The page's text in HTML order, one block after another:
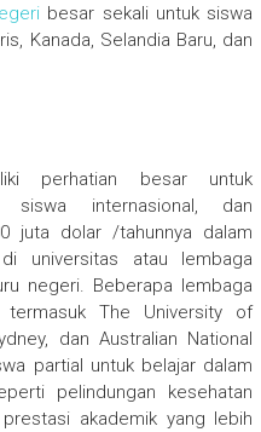
besar sekali untuk siswa
Kanada, Selandia Baru, dan
perhatian besar untuk
siswa internasional, dan
juta dolar /tahunnya dalam
universitas atau lembaga
negeri. Beberapa lembaga
The University of
dan Australian National
partial untuk belajar dalam
pelindungan kesehatan
akademik yang lebih